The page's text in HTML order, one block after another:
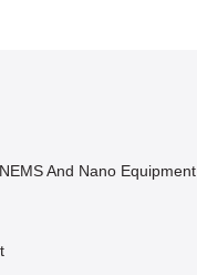
And Nano Equipment